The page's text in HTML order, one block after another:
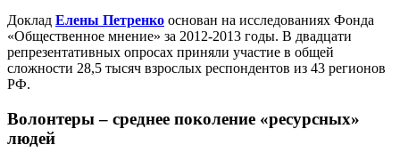
Доклад Елены Петренко основан на исследованиях Фонда
«Общественное мнение» за 2012-2013 годы. В двадцати
репрезентативных опросах приняли участие в общей
сложности 28,5 тысяч взрослых респондентов из 43 регионов
РФ.
Волонтеры – среднее поколение «ресурсных»
людей